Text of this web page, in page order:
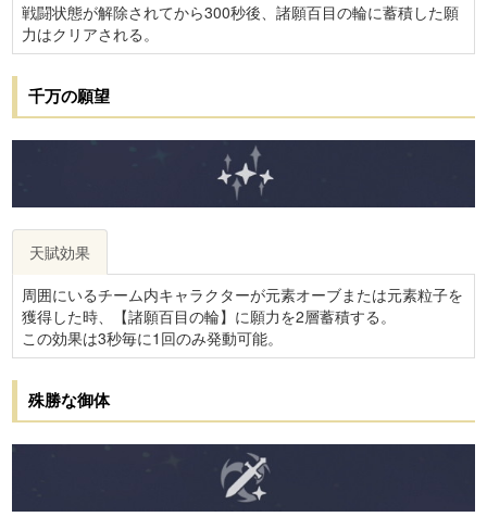
戦闘状態が解除されてから300秒後、諸願百目の輪に蓄積した願
力はクリアされる。
千万の願望
天賦効果
周囲にいるチーム内キャラクターが元素オーブまたは元素粒子を
獲得した時、【諸願百目の輪】に願力を2層蓄積する。
この効果は3秒毎に1回のみ発動可能。
殊勝な御体